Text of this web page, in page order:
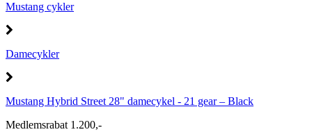
Mustang cykler
Damecykler
Mustang Hybrid Street 28" damecykel - 21 gear – Black
Medlemsrabat 1.200,-